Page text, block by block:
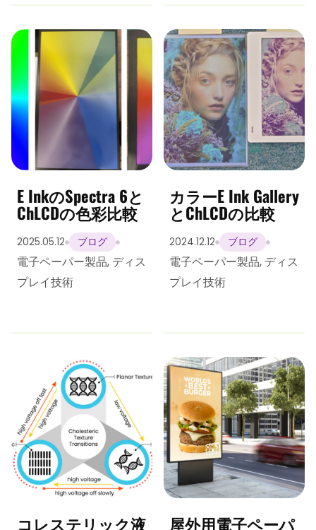
E InkのSpectra 6と
ChLCDの色彩比較
2025.05.12 ブログ
電子ペーパー製品, ディス
プレイ技術
カラーE Ink Gallery
とChLCDの比較
2024.12.12 ブログ
電子ペーパー製品, ディス
プレイ技術
コレステリック液 屋外用電子ペーパ